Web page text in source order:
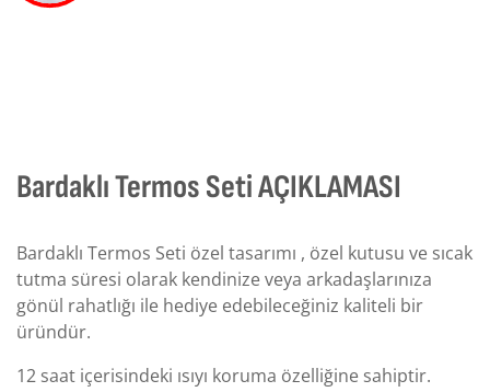
Bardaklı Termos Seti AÇIKLAMASI
Bardaklı Termos Seti özel tasarımı , özel kutusu ve sıcak
tutma süresi olarak kendinize veya arkadaşlarınıza
gönül rahatlığı ile hediye edebileceğiniz kaliteli bir
üründür.
12 saat içerisindeki ısıyı koruma özelliğine sahiptir.